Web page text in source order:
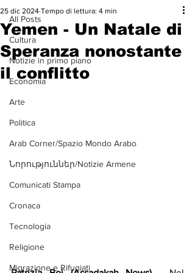
All Posts
Cultura
Notizie in primo piano
Economia
Arte
Politica
Arab Corner/Spazio Mondo Arabo
Նորություններ/Notizie Armene
Comunicati Stampa
Cronaca
Tecnologia
Religione
Migrazione e Rifugiati
Yemen - Un Natale di
Speranza nonostante
il conflitto
25 dic 2024 Tempo di lettura: 4 min